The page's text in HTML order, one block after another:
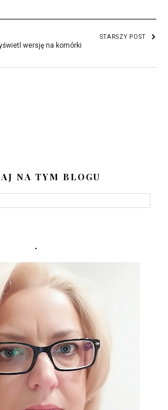
STARSZY POST
wersję na komórki
NA TYM BLOGU
.